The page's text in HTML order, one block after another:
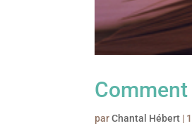
parChantal Hébert |